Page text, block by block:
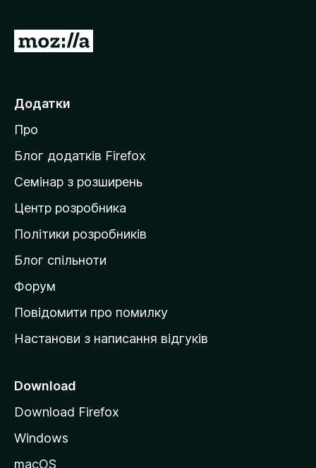
П
е
й
т
и
а
д
о
і
в
к
M
z
l
l
Додатки
Про
Блог додатків Firefox
Семінар з розширень
Центр розробника
Політики розробників
Блог спільноти
Форум
Повідомити про помилку
Настанови з написання відгуків
Download
Download Firefox
Windows
macOS